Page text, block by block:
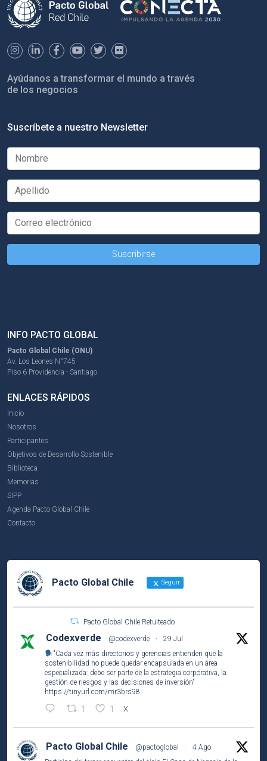
Ayúdanos a transformar el mundo a través
de los negocios
Suscríbete a nuestro Newsletter
INFO PACTO GLOBAL
Pacto Global Chile (ONU)
Av. Los Leones N°745
Piso 6 Providencia - Santiago
ENLACES RÁPIDOS
Inicio
Nosotros
Participantes
Objetivos de Desarrollo Sostenible
Biblioteca
Memorias
SIPP
Agenda Pacto Global Chile
Contacto
Pacto Global Chile Seguir
Pacto Global Chile Retuiteado
Codexverde @codexverde ·
29 Jul
"Cada vez más directorios y gerencias entienden que la
sostenibilidad no puede quedar encapsulada en un área
especializada: debe ser parte de la estrategia corporativa, la
gestión de riesgos y las decisiones de inversión"
https://tinyurl.com/mr3brs98
1 1 X
Pacto Global Chile @pactoglobal ·
4 Ago